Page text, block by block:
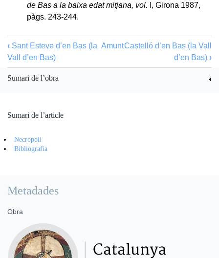
de Bas a la baixa edat mitjana, vol. I, Girona 1987,
pàgs. 243-244.
‹ Sant Esteve d’en Bas (la
Vall d’en Bas)
AmuntCastelló d’en Bas (la Vall
d’en Bas) ›
Sumari de l’obra
Sumari de l’article
Necrópoli
Bibliografia
Metadades
Obra